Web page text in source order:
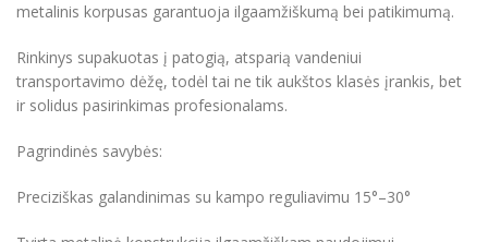
metalinis korpusas garantuoja ilgaamžiškumą bei patikimumą.
Rinkinys supakuotas į patogią, atsparią vandeniui
transportavimo dėžę, todėl tai ne tik aukštos klasės įrankis, bet
ir solidus pasirinkimas profesionalams.
Pagrindinės savybės:
Preciziškas galandinimas su kampo reguliavimu 15°–30°